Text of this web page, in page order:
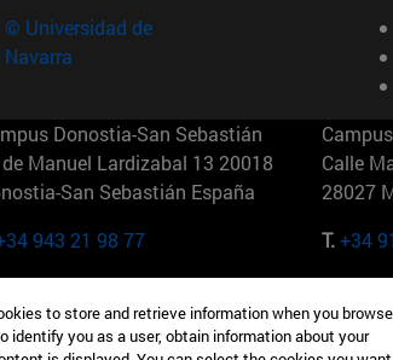
© Universidad de
Navarra
Donostia-San Sebastián
de Manuel Lardizabal 13 20018
San Sebastián España
943 21 98 77
Calle
28027
T.+34
W 57th St 10019-2201 Nueva York Maria-
Múnich
to store and retrieve information when you
you as a user, obtain information about your